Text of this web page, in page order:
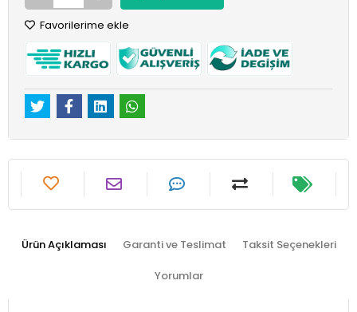
Favorilerime ekle
Ürün Açıklaması Garanti ve Teslimat Taksit Seçenekleri
Yorumlar